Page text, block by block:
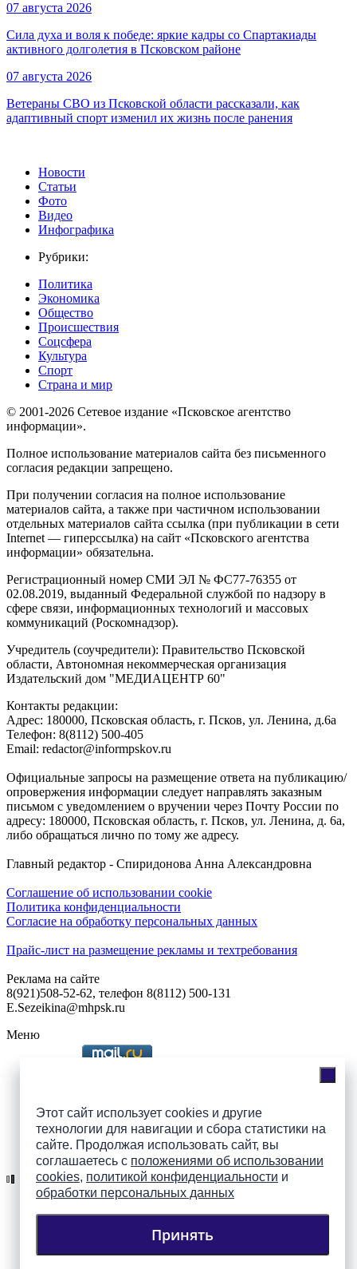
Этот сайт использует cookies и другие
технологии для навигации и сбора статистики на
сайте. Продолжая использовать сайт, вы
соглашаетесь с положениями об использовании
cookies, политикой конфиденциальности и
обработки персональных данных
Принять
07 августа 2026
Сила духа и воля к победе: яркие кадры со Спартакиады
активного долголетия в Псковском районе
07 августа 2026
Ветераны СВО из Псковской области рассказали, как
адаптивный спорт изменил их жизнь после ранения
Новости
Статьи
Фото
Видео
Инфографика
Рубрики:
Политика
Экономика
Общество
Происшествия
Соцсфера
Культура
Спорт
Страна и мир
© 2001-2026 Сетевое издание «Псковское агентство
информации».
Полное использование материалов сайта без письменного
согласия редакции запрещено.
При получении согласия на полное использование
материалов сайта, а также при частичном использовании
отдельных материалов сайта ссылка (при публикации в сети
Internet — гиперссылка) на сайт «Псковского агентства
информации» обязательна.
Регистрационный номер СМИ ЭЛ № ФС77-76355 от
02.08.2019, выданный Федеральной службой по надзору в
сфере связи, информационных технологий и массовых
коммуникаций (Роскомнадзор).
Учредитель (соучредители): Правительство Псковской
области, Автономная некоммерческая организация
Издательский дом "МЕДИАЦЕНТР 60"
Контакты редакции:
Адреc: 180000, Псковская область, г. Псков, ул. Ленина, д.6а
Телефон: 8(8112) 500-405
Email: redactor@informpskov.ru
Официальные запросы на размещение ответа на публикацию/
опровержения информации следует направлять заказным
письмом с уведомлением о вручении через Почту России по
адресу: 180000, Псковская область, г. Псков, ул. Ленина, д. 6а,
либо обращаться лично по тому же адресу.
Главный редактор - Спиридонова Анна Александровна
Соглашение об использовании cookie
Политика конфиденциальности
Согласие на обработку персональных данных
Прайс-лист на размещение рекламы и техтребования
Реклама на сайте
8(921)508-52-62, телефон 8(8112) 500-131
E.Sezeikina@mhpsk.ru
Меню
Подпишись на группы
ПАИ в соцсетях!